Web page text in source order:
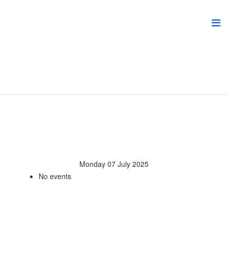
Monday 07 July 2025
No events